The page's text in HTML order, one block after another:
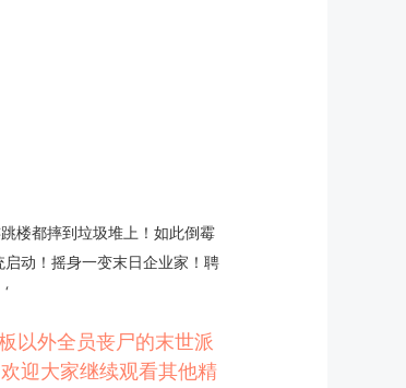
楼都摔到垃圾堆上！如此倒霉
动！摇身一变末日企业家！聘
以外全员丧尸的末世派
迎大家继续观看其他精